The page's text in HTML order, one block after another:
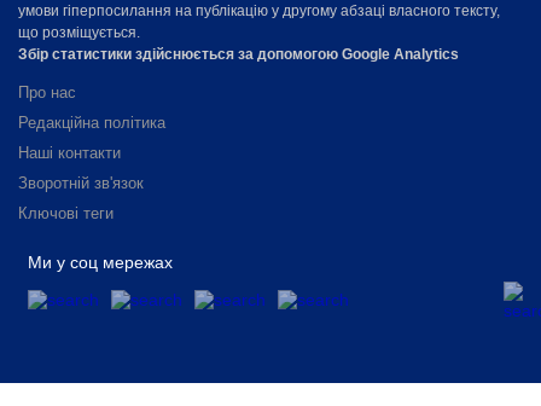
умови гіперпосилання на публікацію у другому абзаці власного тексту,
що розміщується.
Збір статистики здійснюється за допомогою Google Analytics
Про нас
Редакційна політика
Наші контакти
Зворотній зв'язок
Ключові теги
Ми у соц мережах